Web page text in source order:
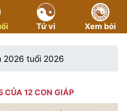
Tử vi Xem bói
2026 tuổi 2026
CỦA 12 CON GIÁP